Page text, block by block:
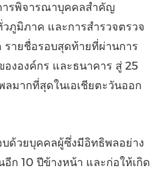
ารพิจารณาบุคคลสำคัญ
ภูมิภาค และการสำรวจตรวจ
รายชื่อรอบสุดท้ายที่ผ่านการ
งองค์กร และธนาคาร สู่ 25
มากที่สุดในเอเชียตะวันออก
บด้วยบุคคลผู้ซึ่งมีอิทธิพลอย่าง
อีก 10 ปีข้างหน้า และก่อให้เกิด